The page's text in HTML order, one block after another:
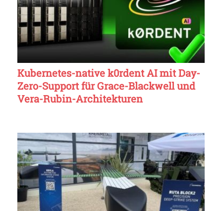
Kubernetes-native k0rdent AI mit Day-
Zero-Support für Grace-Blackwell und
Vera-Rubin-Architekturen